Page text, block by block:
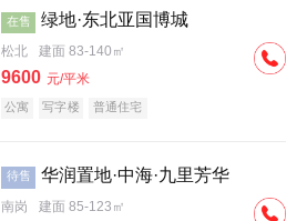
在售 绿地·东北亚国博城
松北 建面 83-140㎡
9600 元/平米
公寓 写字楼 普通住宅
待售 华润置地·中海·九里芳华
南岗 建面 85-123㎡